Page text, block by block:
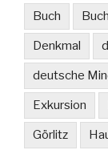
Buch
Denkmal
deutsche
Exkursion
Görlitz